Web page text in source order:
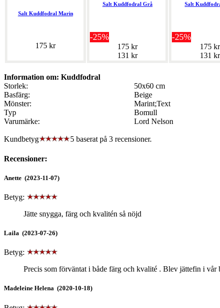
Salt Kuddfodral Marin
175 kr
Salt Kuddfodral Grå
-25%
175 kr
131 kr
Salt
-25%
175 kr
131 kr
Information om: Kuddfodral
Storlek:
50x60 cm
Basfärg:
Beige
Mönster:
Marint;Text
Typ
Bomull
Varumärke:
Lord Nelson
Kundbetyg 5 baserat på 3 recensioner.
Recensioner:
Anette (2023-11-07)
Betyg:
Jätte snygga, färg och kvalitén så nöjd
Laila (2023-07-26)
Betyg:
Precis som förväntat i både färg och kvalité . Blev jättefin i vår
Madeleine Helena (2020-10-18)